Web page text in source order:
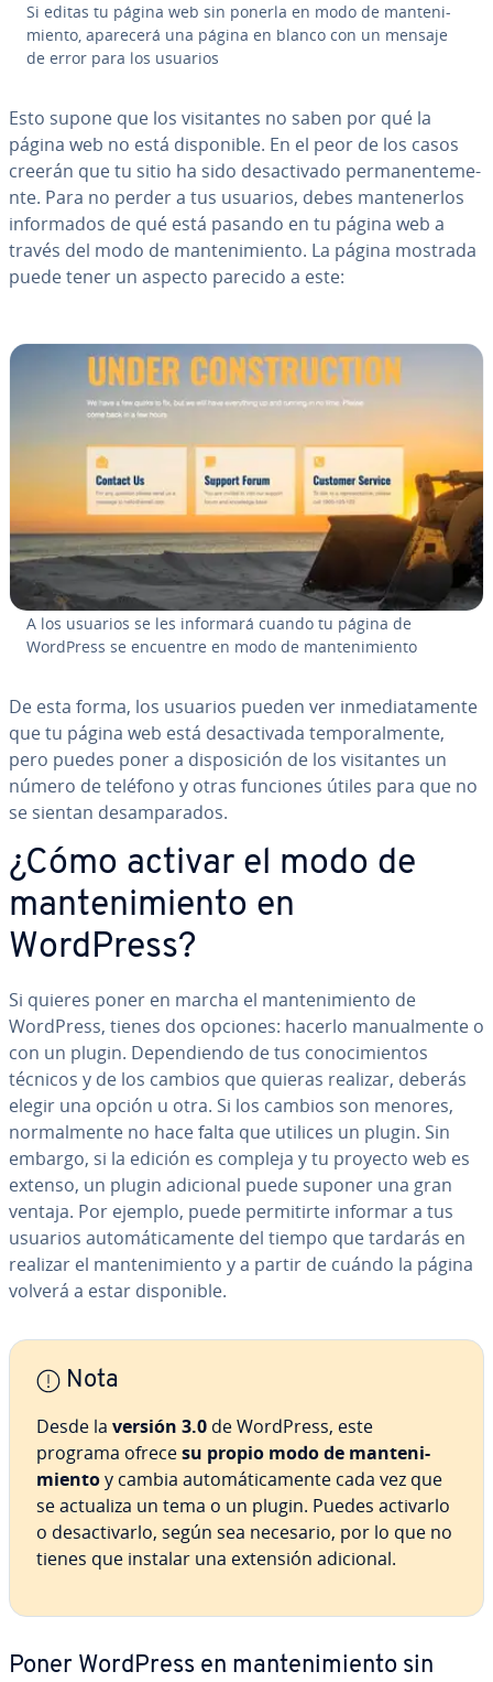
Si editas tu página web sin ponerla en modo de ma­n­te­ni­
mie­n­to, aparecerá una página en blanco con un mensaje
de error para los usuarios
Esto supone que los vi­si­ta­n­tes no saben por qué la
página web no está di­s­po­ni­ble. En el peor de los casos
creerán que tu sitio ha sido des­ac­ti­va­do pe­r­ma­ne­n­te­me­
n­te. Para no perder a tus usuarios, debes ma­n­te­ne­r­los
in­fo­r­ma­dos de qué está pasando en tu página web a
través del modo de ma­n­te­ni­mie­n­to. La página mostrada
puede tener un aspecto parecido a este:
A los usuarios se les informará cuando tu página de
WordPress se encuentre en modo de ma­n­te­ni­mie­n­to
De esta forma, los usuarios pueden ver in­me­dia­ta­me­n­te
que tu página web está des­ac­ti­va­da te­m­po­ra­l­me­n­te,
pero puedes poner a di­s­po­si­ción de los vi­si­ta­n­tes un
número de teléfono y otras funciones útiles para que no
se sientan des­am­pa­ra­dos.
¿Cómo activar el modo de
ma­n­te­ni­mie­n­to en
WordPress?
Si quieres poner en marcha el ma­n­te­ni­mie­n­to de
WordPress, tienes dos opciones: hacerlo ma­nua­l­me­n­te o
con un plugin. De­pe­n­die­n­do de tus co­no­ci­mie­n­tos
técnicos y de los cambios que quieras realizar, deberás
elegir una opción u otra. Si los cambios son menores,
no­r­ma­l­me­n­te no hace falta que utilices un plugin. Sin
embargo, si la edición es compleja y tu proyecto web es
extenso, un plugin adicional puede suponer una gran
ventaja. Por ejemplo, puede pe­r­mi­ti­r­te informar a tus
usuarios au­to­má­ti­ca­me­n­te del tiempo que tardarás en
realizar el ma­n­te­ni­mie­n­to y a partir de cuándo la página
volverá a estar di­s­po­ni­ble.
Nota
Desde la versión 3.0 de WordPress, este
programa ofrecesu propio modo de ma­n­te­ni­
mie­n­toy cambia au­to­má­ti­ca­me­n­te cada vez que
se actualiza un tema o un plugin. Puedes activarlo
o des­ac­ti­var­lo, según sea necesario, por lo que no
tienes que instalar una extensión adicional.
Poner WordPress en ma­n­te­ni­mie­n­to sin